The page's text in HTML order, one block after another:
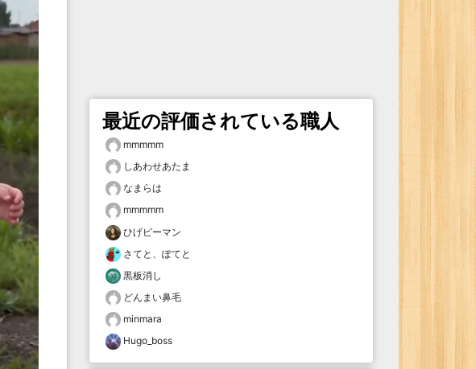
最近の評価されている職人
mmmmm
しあわせあたま
なまらは
mmmmm
ひげピーマン
さてと、ぽてと
黒板消し
どんまい鼻毛
minmara
Hugo_boss